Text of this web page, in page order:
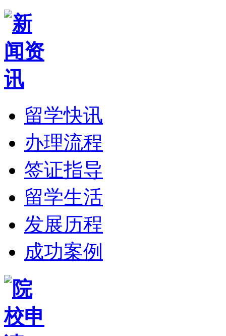
留学快讯
办理流程
签证指导
留学生活
发展历程
成功案例